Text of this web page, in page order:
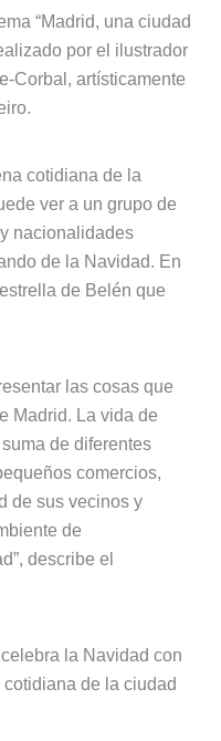
“Madrid, una ciudad
por el ilustrador
Corbal, artísticamente
cotidiana de la
ver a un grupo de
nacionalidades
de la Navidad. En
de Belén que
las cosas que
Madrid. La vida de
de diferentes
comercios,
de sus vecinos y
de
describe el
la Navidad con
de la ciudad